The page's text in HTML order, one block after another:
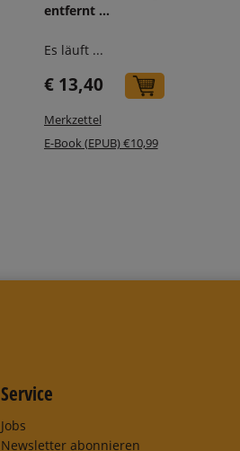
entfernt …
Es läuft ...
€ 13,40
Merkzettel
E-Book (EPUB) €10,99
Service
Jobs
Newsletter abonnieren